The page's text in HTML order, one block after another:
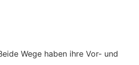
Wege haben ihre Vor- und